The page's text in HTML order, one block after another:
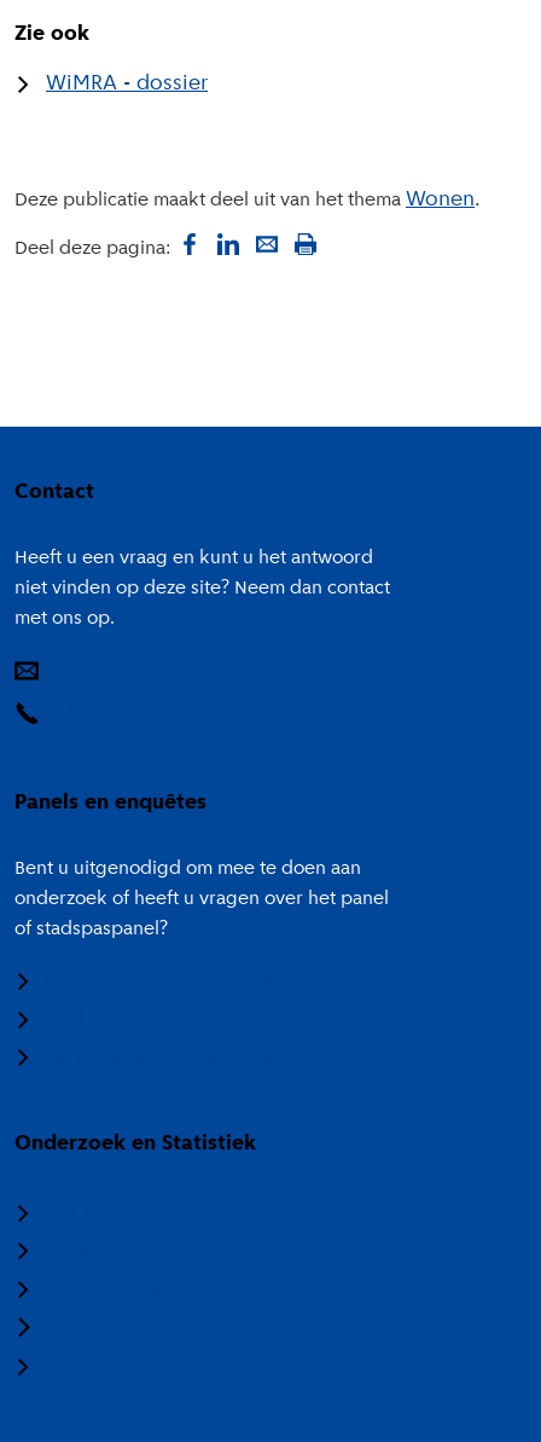
Zie ook
WiMRA - dossier
Deze publicatie maakt deel uit van het thema Wonen
Deel deze pagina:
Contact
Heeft u een vraag en kunt u het antwoord
niet vinden op deze site? Neem dan contact
met ons op.
Panels en enquêtes
Bent u uitgenodigd om mee te doen aan
onderzoek of heeft u vragen over het panel
of stadspaspanel?
Onderzoek en Statistiek